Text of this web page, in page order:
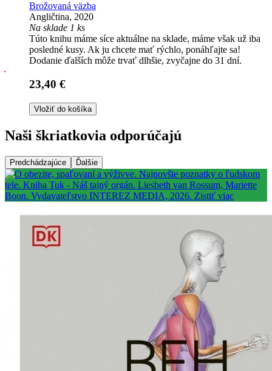
Brožovaná väzba
Angličtina, 2020
Na sklade 1 ks
Túto knihu máme síce aktuálne na sklade, máme však už iba
posledné kusy. Ak ju chcete mať rýchlo, ponáhľajte sa!
Dodanie ďalších môže trvať dlhšie, zvyčajne do 31 dní.
23,40 €
Vložiť do košíka
Naši škriatkovia odporúčajú
Predchádzajúce Ďalšie